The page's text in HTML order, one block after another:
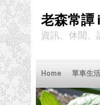
老森常譚
資訊、休閒
Home 單車生活